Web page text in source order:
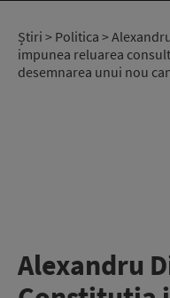
Știri > Politica >
impunea reluarea
desemnarea unui nou
Alexandru
RADIO
CONCURSURI